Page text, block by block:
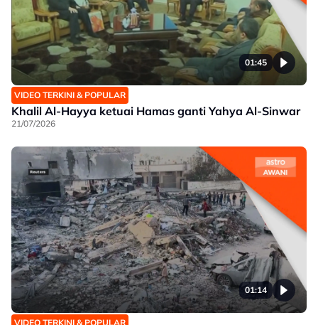
01:45
VIDEO TERKINI & POPULAR
Khalil Al-Hayya ketuai Hamas ganti Yahya Al-Sinwar
21/07/2026
01:14
VIDEO TERKINI & POPULAR